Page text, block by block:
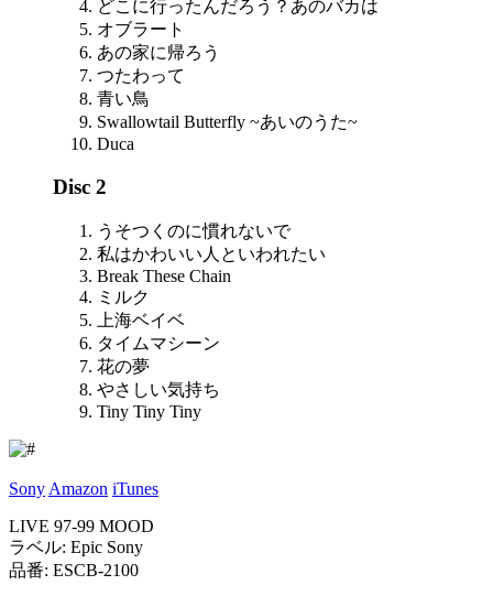
どこに行ったんだろう？あのバカは
オブラート
あの家に帰ろう
つたわって
青い鳥
Swallowtail Butterfly ~あいのうた~
Duca
Disc 2
うそつくのに慣れないで
私はかわいい人といわれたい
Break These Chain
ミルク
上海ベイベ
タイムマシーン
花の夢
やさしい気持ち
Tiny Tiny Tiny
Sony Amazon iTunes
LIVE 97-99 MOOD
ラベル: Epic Sony
品番: ESCB-2100